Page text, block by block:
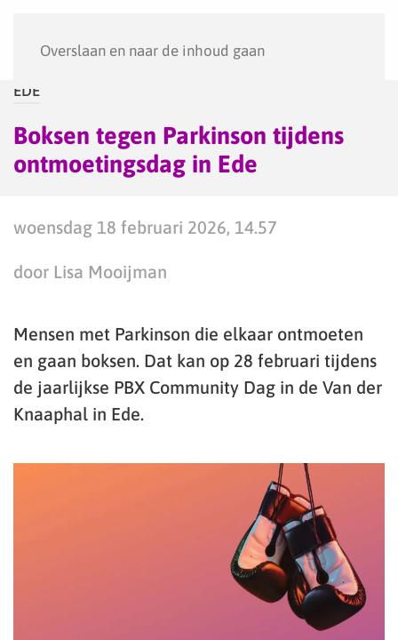
Overslaan en naar de inhoud gaan
EDE
Boksen tegen Parkinson tijdens
ontmoetingsdag in Ede
woensdag 18 februari 2026, 14.57
door Lisa Mooijman
Mensen met Parkinson die elkaar ontmoeten
en gaan boksen. Dat kan op 28 februari tijdens
de jaarlijkse PBX Community Dag in de Van der
Knaaphal in Ede.